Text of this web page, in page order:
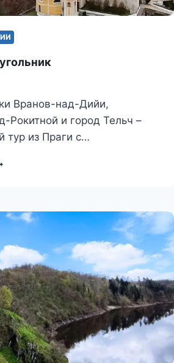
Вранов-над-Дийи,
Рокитной и город Тельч –
тур из Праги с…